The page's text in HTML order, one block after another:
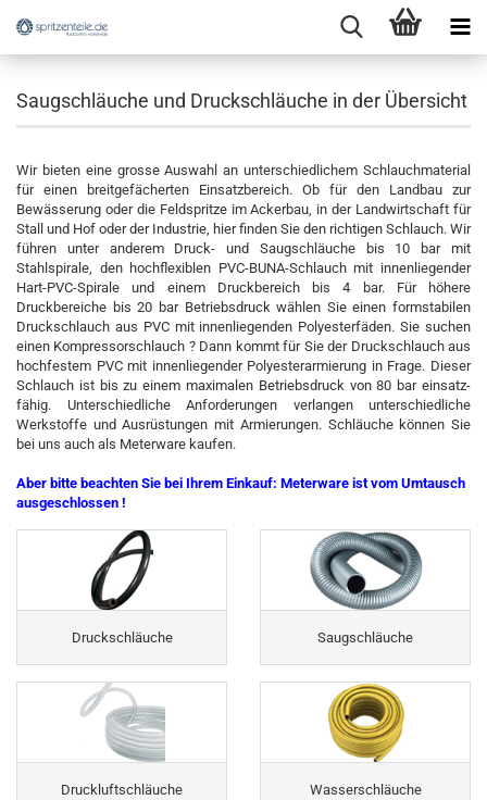
Saugschläuche und Druckschläuche in der Übersicht
Wir bieten eine grosse Auswahl an unterschiedlichem Schlauchmaterial
für einen breitgefächerten Einsatzbereich. Ob für den Landbau zur
Bewässerung oder die Feldspritze im Ackerbau, in der Landwirtschaft für
Stall und Hof oder der Industrie, hier finden Sie den richtigen Schlauch. Wir
führen unter anderem Druck- und Saugschläuche bis 10 bar mit
Stahlspirale, den hochflexiblen PVC-BUNA-Schlauch mit innenliegender
Hart-PVC-Spirale und einem Druckbereich bis 4 bar. Für höhere
Druckbereiche bis 20 bar Betriebsdruck wählen Sie einen formstabilen
Druckschlauch aus PVC mit innenliegenden Polyesterfäden. Sie suchen
einen Kompressorschlauch ? Dann kommt für Sie der Druckschlauch aus
hochfestem PVC mit innenliegender Polyesterarmierung in Frage. Dieser
Schlauch ist bis zu einem maximalen Betriebsdruck von 80 bar einsatz-
fähig. Unterschiedliche Anforderungen verlangen unterschiedliche
Werkstoffe und Ausrüstungen mit Armierungen. Schläuche können Sie
bei uns auch als Meterware kaufen.
Aber bitte beachten Sie bei Ihrem Einkauf: Meterware ist vom Umtausch
ausgeschlossen !
Druckschläuche Saugschläuche
Druckluftschläuche Wasserschläuche